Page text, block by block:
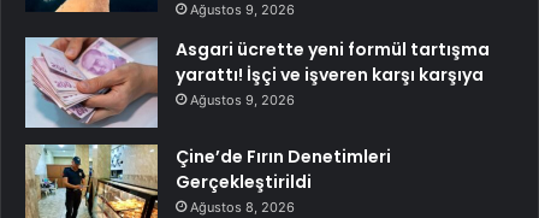
Ağustos 9, 2026
Asgari ücrette yeni formül tartışma
yarattı! İşçi ve işveren karşı karşıya
Ağustos 9, 2026
Çine’de Fırın Denetimleri
Gerçekleştirildi
Ağustos 8, 2026